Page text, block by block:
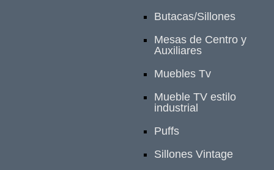
Butacas/Sillones
Mesas de Centro y
Auxiliares
Muebles Tv
Mueble TV estilo
industrial
Puffs
Sillones Vintage